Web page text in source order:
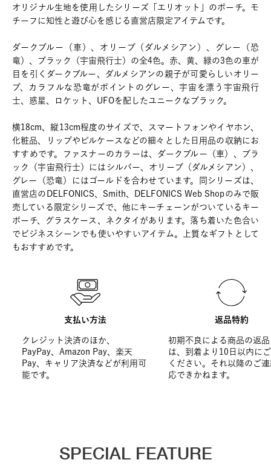
オリジナル生地を使用したシリーズ「エリオット」のポーチ。モ
チーフに知性と遊び心を感じる直営店限定アイテムです。
ダークブルー（車）、オリーブ（ダルメシアン）、グレー（恐
竜）、ブラック（宇宙飛行士）の全4色。赤、黄、緑の3色の車が
目を引くダークブルー、ダルメシアンの親子が可愛らしいオリー
ブ、カラフルな恐竜がポイントのグレー、宇宙を漂う宇宙飛行
士、惑星、ロケット、UFOを配したユニークなブラック。
横18cm、縦13cm程度のサイズで、スマートフォンやイヤホン、
化粧品、リップやピルケースなどの細々とした日用品の収納にお
すすめです。ファスナーのカラーは、ダークブルー（車）、ブラ
ック（宇宙飛行士）にはシルバー、オリーブ（ダルメシアン）、
グレー（恐竜）にはゴールドを合わせています。同シリーズは、
直営店のDELFONICS、Smith、DELFONICS Web Shopのみで販
売している限定シリーズで、他にキーチェーンがついているキー
ポーチ、グラスケース、ネクタイがあります。落ち着いた色合い
でビジネスシーンでも使いやすいアイテム。上質なギフトとして
もおすすめです。
支払い方法
クレジット決済のほか、
PayPay、Amazon Pay、楽天
Pay、キャリア決済などが利用可
能です。
返品特約
初期不良による商品の返
は、到着より10日以内に
ください。それ以降のご
応できかねます。
SPECIAL FEATURE